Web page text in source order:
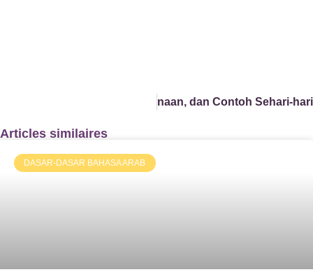
Arab: Daftar, Penggunaan, dan Contoh Sehari-hari
Articles similaires
DASAR-DASAR BAHASA ARAB